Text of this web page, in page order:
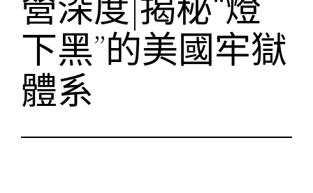
下黑”的美國牢獄
體系